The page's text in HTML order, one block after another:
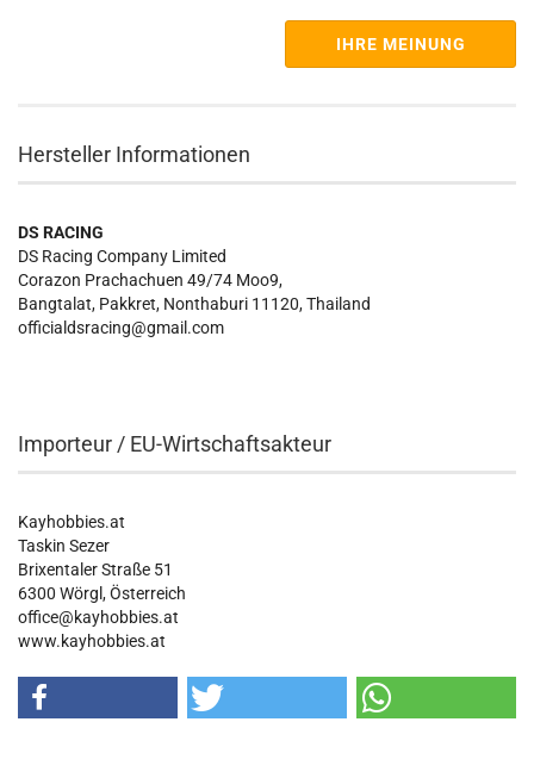
IHRE MEINUNG
Hersteller Informationen
DS RACING
DS Racing Company Limited
Corazon Prachachuen 49/74 Moo9,
Bangtalat, Pakkret, Nonthaburi 11120, Thailand
officialdsracing@gmail.com
Importeur / EU-Wirtschaftsakteur
Kayhobbies.at
Taskin Sezer
Brixentaler Straße 51
6300 Wörgl, Österreich
office@kayhobbies.at
www.kayhobbies.at